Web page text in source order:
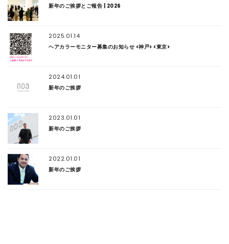
新年のご挨拶とご報告 | 2026
2025.01.14
ヘアカラーモニター募集のお知らせ <神戸> <東京>
2024.01.01
新年のご挨拶
2023.01.01
新年のご挨拶
2022.01.01
新年のご挨拶